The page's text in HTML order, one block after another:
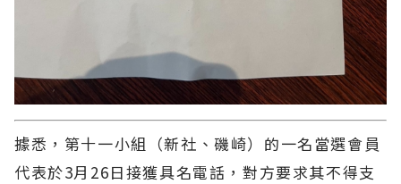
據悉，第十一小組（新社、磯崎）的一名當選會員
代表於3月26日接獲具名電話，對方要求其不得支